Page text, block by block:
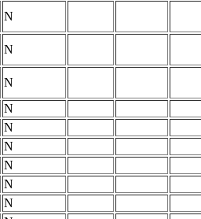
N
N
N
N
N
N
N
N
N